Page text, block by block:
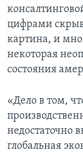
цифрами
картина, и
некоторая
состояния
«Дело в том,
недостаточно
глобальная